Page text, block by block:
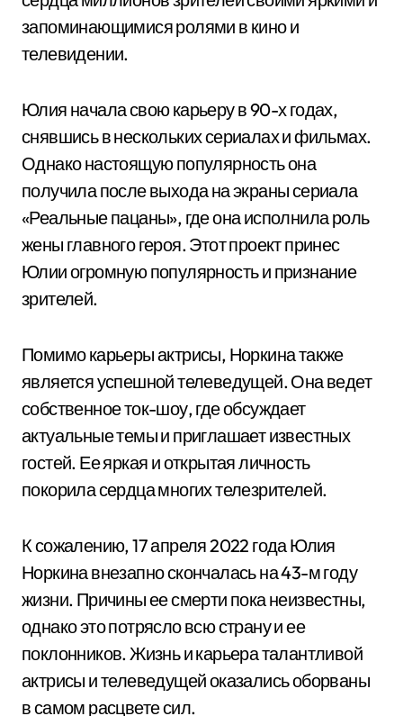
запоминающимися ролями в кино и
телевидении.
Юлия начала свою карьеру в 90-х годах,
снявшись в нескольких сериалах и фильмах.
Однако настоящую популярность она
получила после выхода на экраны сериала
«Реальные пацаны», где она исполнила роль
жены главного героя. Этот проект принес
Юлии огромную популярность и признание
зрителей.
Помимо карьеры актрисы, Норкина также
является успешной телеведущей. Она ведет
собственное ток-шоу, где обсуждает
актуальные темы и приглашает известных
гостей. Ее яркая и открытая личность
покорила сердца многих телезрителей.
К сожалению, 17 апреля 2022 года Юлия
Норкина внезапно скончалась на 43-м году
жизни. Причины ее смерти пока неизвестны,
однако это потрясло всю страну и ее
поклонников. Жизнь и карьера талантливой
актрисы и телеведущей оказались оборваны
в самом расцвете сил.